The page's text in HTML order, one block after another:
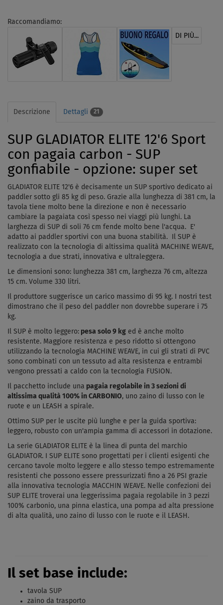
Raccomandiamo:
DI PIÙ...
Descrizione Dettagli 21
SUP GLADIATOR ELITE 12'6 Sport
con pagaia carbon - SUP
gonfiabile - opzione: super set
GLADIATOR ELITE 12'6 è decisamente un SUP sportivo dedicato ai
paddler sotto gli 85 kg di peso. Grazie alla lunghezza di 381 cm, la
tavola tiene molto bene la direzione e non è necessario
cambiare la pagaiata così spesso nei viaggi più lunghi. La
larghezza di SUP di soli 76 cm fende molto bene l'acqua. E'
adatto ai paddler sportivi con una buona stabilità.
Il SUP è
realizzato con la tecnologia di altissima qualità MACHINE WEAVE,
tecnologia a due strati, innovativa e ultraleggera.
Le dimensioni sono: lunghezza 381 cm, larghezza 76 cm, altezza
15 cm. Volume 330 litri.
Il produttore suggerisce un carico massimo di 95 kg. I nostri test
dimostrano che il peso del paddler non dovrebbe superare i 75
kg.
Il SUP è molto leggero: pesa solo 9 kg ed è anche molto
resistente. Maggiore resistenza e peso ridotto si ottengono
utilizzando la tecnologia MACHINE WEAVE, in cui gli strati di PVC
sono combinati con un tessuto ad alta resistenza e entrambi
vengono pressati a caldo con la tecnologia FUSION.
Il pacchetto include una pagaia regolabile in 3 sezioni di
altissima qualità 100% in CARBONIO, uno zaino di lusso con le
ruote e un LEASH a spirale.
Ottimo SUP per le uscite più lunghe e per la guida sportiva:
leggero, robusto con un'ampia gamma di accessori in dotazione.
La serie GLADIATOR ELITE è la linea di punta del marchio
GLADIATOR. I SUP ELITE sono progettati per i clienti esigenti che
cercano tavole molto leggere e allo stesso tempo estremamente
resistenti che possono essere pressurizzati fino a 26 PSI grazie
alla innovativa tecnologia MACCHIN WEAVE. Nelle confezioni dei
SUP ELITE troverai una leggerissima pagaia regolabile in 3 pezzi
100% carbonio, una pinna elastica, una pompa ad alta pressione
di alta qualità, uno zaino di lusso con le ruote e il LEASH.
Il set base include:
tavola SUP
zaino da trasporto